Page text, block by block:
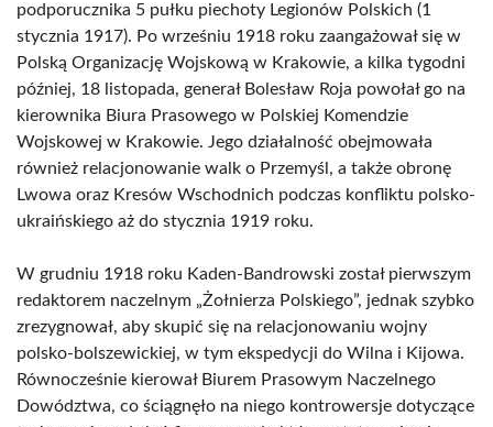
podporucznika 5 pułku piechoty Legionów Polskich (1
stycznia 1917). Po wrześniu 1918 roku zaangażował się w
Polską Organizację Wojskową w Krakowie, a kilka tygodni
później, 18 listopada, generał Bolesław Roja powołał go na
kierownika Biura Prasowego w Polskiej Komendzie
Wojskowej w Krakowie. Jego działalność obejmowała
również relacjonowanie walk o Przemyśl, a także obronę
Lwowa oraz Kresów Wschodnich podczas konfliktu polsko-
ukraińskiego aż do stycznia 1919 roku.
W grudniu 1918 roku Kaden-Bandrowski został pierwszym
redaktorem naczelnym „Żołnierza Polskiego”, jednak szybko
zrezygnował, aby skupić się na relacjonowaniu wojny
polsko-bolszewickiej, w tym ekspedycji do Wilna i Kijowa.
Równocześnie kierował Biurem Prasowym Naczelnego
Dowództwa, co ściągnęło na niego kontrowersje dotyczące